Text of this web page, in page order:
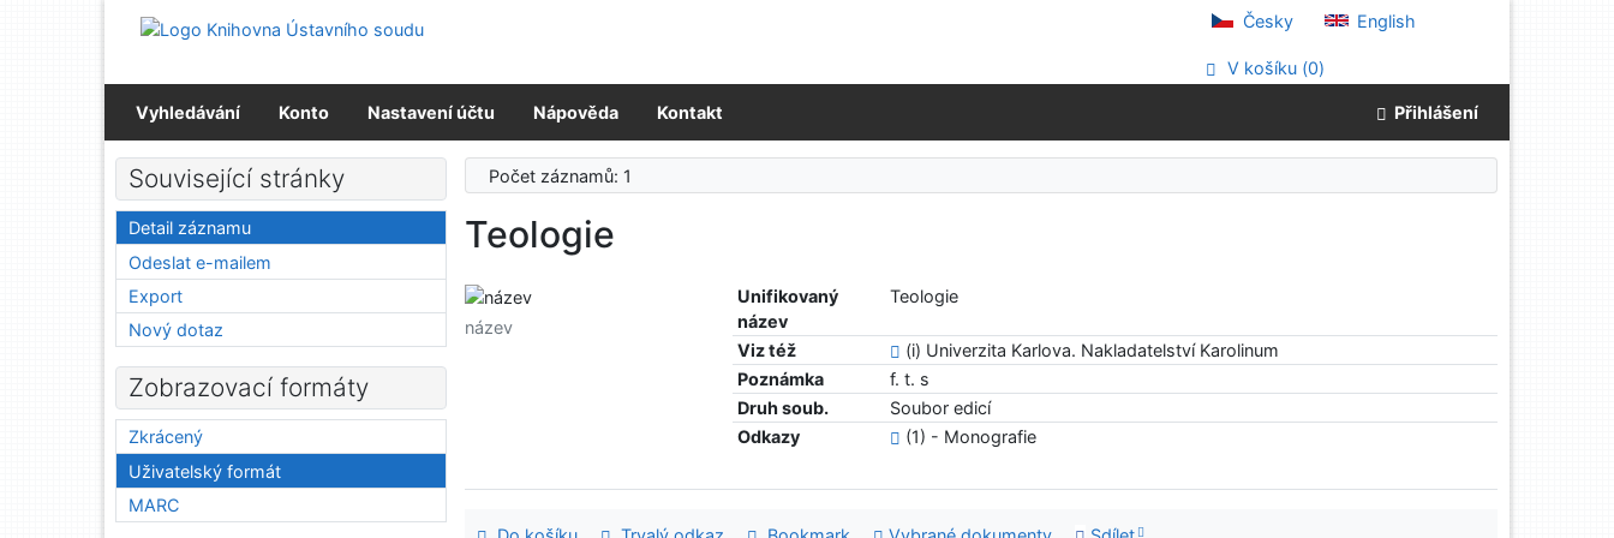
Přejít na menu
Česky English
V košíku (0)
Vyhledávání Konto Nastavení účtu Nápověda Kontakt Přihlášení
Počet záznamů: 1
Teologie
Unifikovaný
název
Teologie
Viz též
(i) Univerzita Karlova. Nakladatelství Karolinum
Poznámka
f. t. s
Druh soub.
Soubor edicí
Odkazy
(1) - Monografie
název
Související stránky
Detail záznamu
Odeslat e-mailem
Export
Nový dotaz
Zobrazovací formáty
Zkrácený
Uživatelský formát
MARC